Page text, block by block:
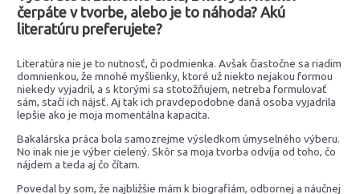
čerpáte v tvorbe, alebo je to náhoda? Akú
literatúru preferujete?
Literatúra nie je to nutnosť, či podmienka. Avšak čiastočne sa riadim
domnienkou, že mnohé myšlienky, ktoré už niekto nejakou formou
niekedy vyjadril, a s ktorými sa stotožňujem, netreba formulovať
sám, stačí ich nájsť. Aj tak ich pravdepodobne daná osoba vyjadrila
lepšie ako je moja momentálna kapacita.
Bakalárska práca bola samozrejme výsledkom úmyselného výberu.
No inak nie je výber cielený. Skôr sa moja tvorba odvíja od toho, čo
nájdem a teda aj čo čítam.
Povedal by som, že najbližšie mám k biografiám, odbornej a náučnej